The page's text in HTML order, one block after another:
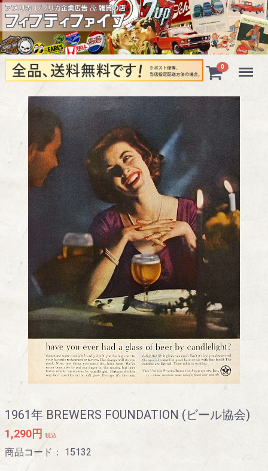
0 Menu
1961年 BREWERS FOUNDATION (ビール協会)
1,290円 税込
商品コード： 15132